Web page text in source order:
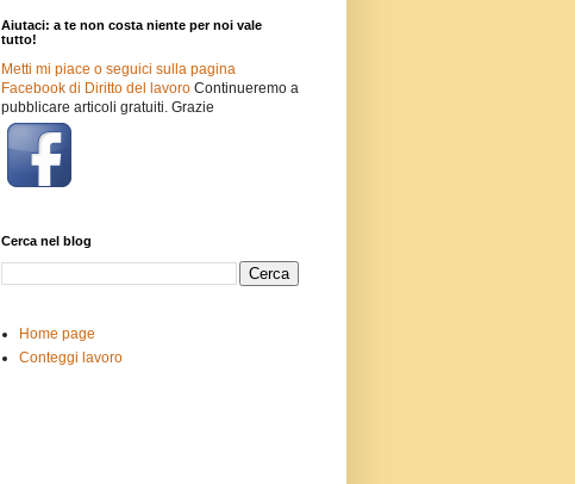
Aiutaci: a te non costa niente per noi vale
tutto!
Metti mi piace o seguici sulla pagina
Facebook di Diritto del lavoro Continueremo a
pubblicare articoli gratuiti. Grazie
Cerca nel blog
Home page
Conteggi lavoro